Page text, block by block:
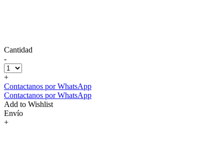
Cantidad
-
+
Contactanos por WhatsApp
Contactanos por WhatsApp
Add to Wishlist
Envío
+